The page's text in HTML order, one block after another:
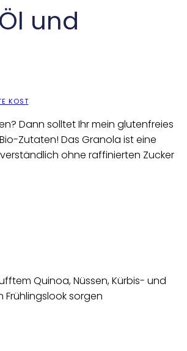
und
KOST
Dann solltet Ihr mein glutenfreies
Zutaten! Das Granola ist eine
ohne raffinierten Zucker
Quinoa, Nüssen, Kürbis- und
sorgen